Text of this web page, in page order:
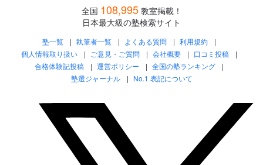
全国 108,995 教室掲載！
日本最大級の塾検索サイト
塾一覧 執筆者一覧 よくある質問
利用規約
個人情報取り扱い
ご意見・ご質問 会社概要
口コミ投稿
合格体験記投稿
運営ポリシー
全国の塾ランキング
塾選ジャーナル
No.1 表記について